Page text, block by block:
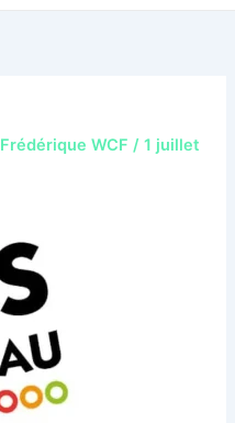
Frédérique WCF/1 juillet